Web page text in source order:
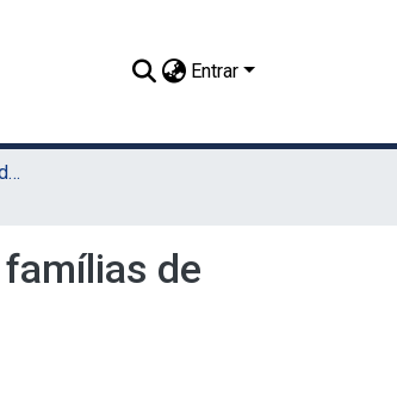
Entrar
TCC - Bacharelado em Administração Pública (UAEADTec)
de